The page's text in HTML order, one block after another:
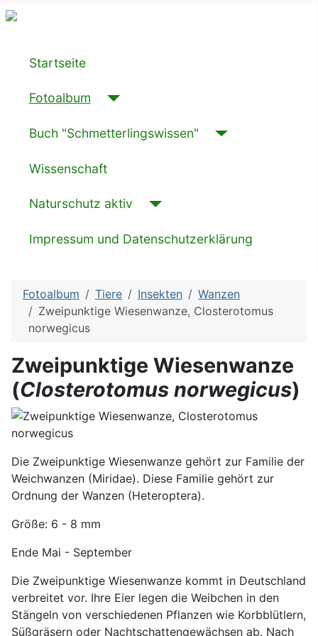
Startseite
Fotoalbum
Buch "Schmetterlingswissen"
Wissenschaft
Naturschutz aktiv
Impressum und Datenschutzerklärung
Fotoalbum Tiere Insekten
Wanzen
Zweipunktige Wiesenwanze, Closterotomus
norwegicus
Zweipunktige Wiesenwanze
(Closterotomus norwegicus)
Die Zweipunktige Wiesenwanze gehört zur Familie der
Weichwanzen (Miridae). Diese Familie gehört zur
Ordnung der Wanzen (Heteroptera).
Größe: 6 - 8 mm
Ende Mai - September
Die Zweipunktige Wiesenwanze kommt in Deutschland
verbreitet vor. Ihre Eier legen die Weibchen in den
Stängeln von verschiedenen Pflanzen wie Korbblütlern,
Süßgräsern oder Nachtschattengewächsen ab. Nach